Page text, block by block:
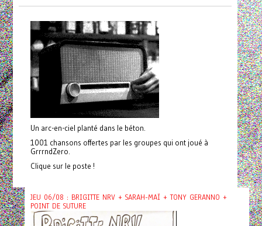
Un arc-en-ciel planté dans le béton.
1001 chansons offertes par les groupes qui ont joué à
GrrrndZero.
Clique sur le poste !
JEU 06/08 : BRIGITTE NRV + SARAH-MAÏ + TONY GERANNO +
POINT DE SUTURE